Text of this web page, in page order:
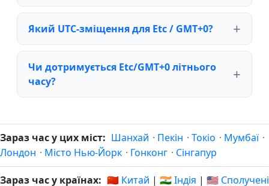
Який UTC-зміщення для Etc / GMT+0?
Чи дотримується Etc/GMT+0 літнього
часу?
Зараз час у цих міст: Шанхай · Пекін · Токіо · Мумбаї ·
Лондон · Місто Нью-Йорк · Гонконг · Сінгапур
Зараз час у країнах: 🇨🇳 Китай | 🇮🇳 Індія | 🇺🇸 Сполучені